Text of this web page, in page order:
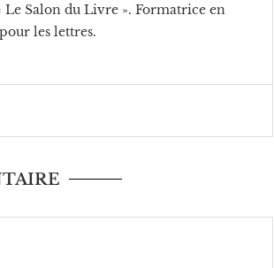
Salon du Livre ». Formatrice en
les lettres.